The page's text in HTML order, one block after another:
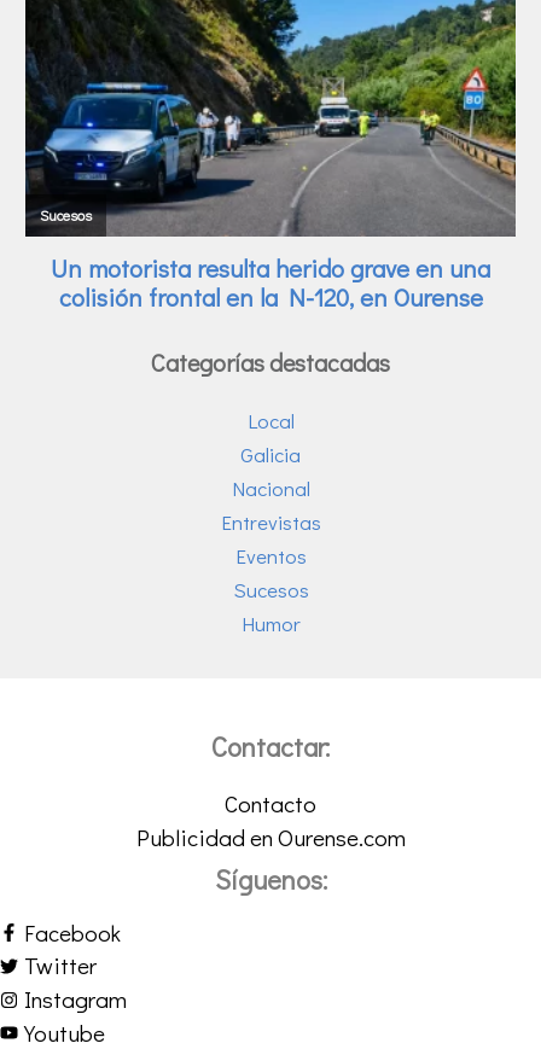
Categorías destacadas
Local
Galicia
Nacional
Entrevistas
Eventos
Sucesos
Humor
Contactar:
Contacto
Publicidad en Ourense.com
Síguenos:
Facebook
Twitter
Instagram
Youtube